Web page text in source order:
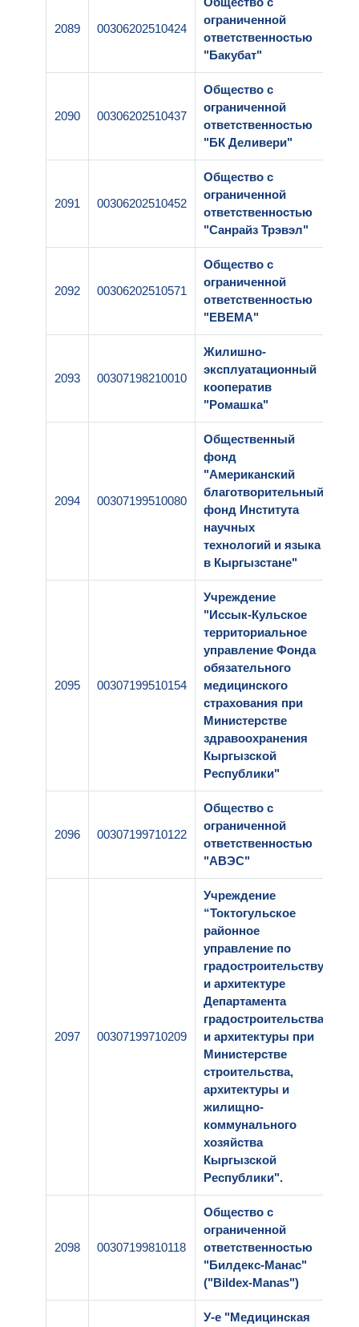
2089 00306202510424
ограниченной
ответственностью
"Бакубат"
2090 00306202510437
Общество с
ограниченной
ответственностью
"БК Деливери"
2091 00306202510452
Общество с
ограниченной
ответственностью
"Санрайз Трэвэл"
2092 00306202510571
Общество с
ограниченной
ответственностью
"ЕВЕМА"
2093 00307198210010
Жилишно-
эксплуатационный
кооператив
"Ромашка"
2094 00307199510080
Общественный
фонд
"Американский
благотворительный
фонд Института
научных
технологий и языка
в Кыргызстане"
2095 00307199510154
Учреждение
"Иссык-Кульское
территориальное
управление Фонда
обязательного
медицинского
страхования при
Министерстве
здравоохранения
Кыргызской
Республики"
2096 00307199710122
Общество с
ограниченной
ответственностью
"АВЭС"
2097 00307199710209
Учреждение
“Токтогульское
районное
управление по
градостроительству
и архитектуре
Департамента
градостроительства
и архитектуры при
Министерстве
строительства,
архитектуры и
жилищно-
коммунального
хозяйства
Кыргызской
Республики".
2098 00307199810118
Общество с
ограниченной
ответственностью
"Билдекс-Манас"
("Bildex-Manas")
У-е "Медицинская